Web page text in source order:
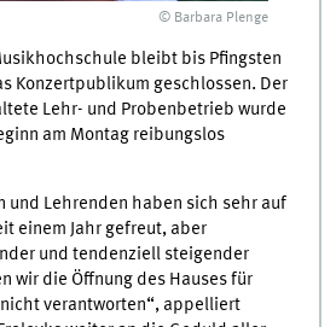
© Barbara Plenge
bleibt bis Pfingsten
Konzertpublikum geschlossen. Der
Lehr- und Probenbetrieb wurde
am Montag reibungslos
und Lehrenden haben sich sehr auf
einem Jahr gefreut, aber
und tendenziell steigender
wir die Öffnung des Hauses für
verantworten“, appelliert